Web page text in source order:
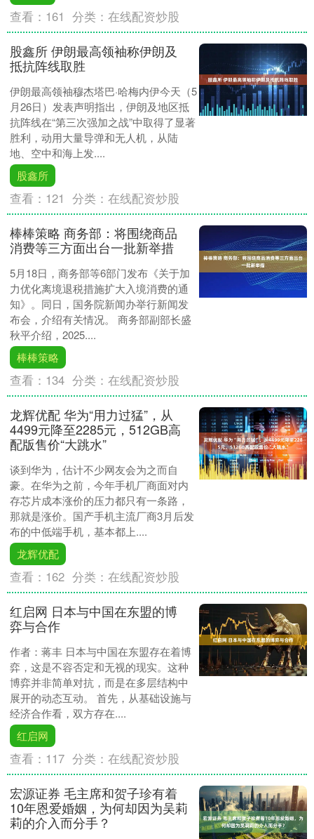
查看： 161 分类：在线配资炒股
股鑫所 伊朗最高领袖称伊朗及
抵抗阵线取胜
伊朗最高领袖穆杰塔巴·哈梅内伊今天（5
月26日）发表声明指出，伊朗及地区抵
抗阵线在“第三次强加之战”中取得了显著
胜利，动用大量导弹和无人机，从陆
地、空中和海上发....
股鑫所
查看： 121 分类：在线配资炒股
棒棒策略 商务部：将围绕商品
消费等三方面出台一批新举措
5月18日，商务部等6部门发布《关于加
力优化离境退税措施扩大入境消费的通
知》。同日，国务院新闻办举行新闻发
布会，介绍有关情况。 商务部副部长盛
秋平介绍，2025....
棒棒策略
查看： 134 分类：在线配资炒股
龙辉优配 华为“用力过猛”，从
4499元降至2285元，512GB高
配版售价“大跳水”
谈到华为，估计不少网友会为之而自
豪。在华为之前，今年手机厂商面对内
存芯片成本涨价的压力都只有一条路，
那就是涨价。国产手机主流厂商3月后发
布的中低端手机，基本都上....
龙辉优配
查看： 162 分类：在线配资炒股
红启网 日本与中国在东盟的博
弈与合作
作者：蒋丰 日本与中国在东盟存在着博
弈，这是不容否定和无视的现实。这种
博弈并非简单对抗，而是在多层结构中
展开的动态互动。 首先，从基础设施与
经济合作看，双方存在....
红启网
查看： 117 分类：在线配资炒股
宏源证券 毛主席和贺子珍有着
10年恩爱婚姻，为何却因为吴莉
莉的介入而分手？